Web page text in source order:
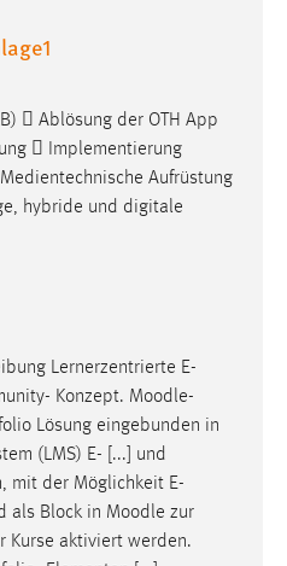
 Ablösung der OTH App
 Implementierung
Aufrüstung
hybride und digitale
Lernerzentrierte E-
Konzept. Moodle-
Lösung eingebunden in
(LMS) E- [...] und
mit der Möglichkeit E-
als Block in Moodle zur
Kurse aktiviert werden.